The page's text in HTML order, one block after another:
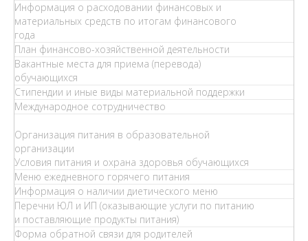
Информация о расходовании финансовых и
материальных средств по итогам финансового
года
План финансово-хозяйственной деятельности
Вакантные места для приема (перевода)
обучающихся
Стипендии и иные виды материальной поддержки
Международное сотрудничество
Организация питания в образовательной
организации
Условия питания и охрана здоровья обучающихся
Меню ежедневного горячего питания
Информация о наличии диетического меню
Перечни ЮЛ и ИП (оказывающие услуги по питанию
и поставляющие продукты питания)
Форма обратной связи для родителей